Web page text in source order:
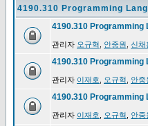
4190.310 Programming
4190.310 Programming
관리자 오규혁 안중원 신채
4190.310 Programming
관리자 이재호 오규혁 안중
4190.310 Programming
관리자 이재호 오규혁 안중